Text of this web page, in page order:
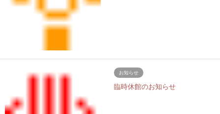
お知らせ
臨時休館のお知らせ